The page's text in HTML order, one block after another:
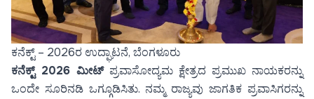
ಕನೆಕ್ಟ್ – 2026ರ ಉದ್ಘಾಟನೆ, ಬೆಂಗಳೂರು
ಕನೆಕ್ಟ್ 2026 ಮೀಟ್ಪ್ರವಾಸೋದ್ಯಮ ಕ್ಷೇತ್ರದ ಪ್ರಮುಖ ನಾಯಕರನ್ನು
ಒಂದೇ ಸೂರಿನಡಿ ಒಗ್ಗೂಡಿಸಿತು. ನಮ್ಮ ರಾಜ್ಯವು ಜಾಗತಿಕ ಪ್ರವಾಸಿಗರನ್ನು